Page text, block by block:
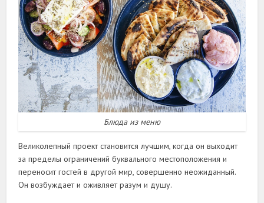
Блюда из меню
Великолепный проект становится лучшим, когда он выходит
за пределы ограничений буквального местоположения и
переносит гостей в другой мир, совершенно неожиданный.
Он возбуждает и оживляет разум и душу.